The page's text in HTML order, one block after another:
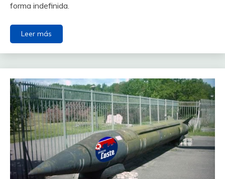
forma indefinida.
Leer más